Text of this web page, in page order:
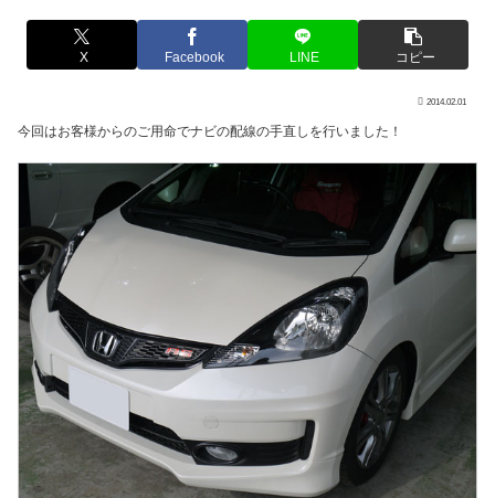
X Facebook LINE コピー
2014.02.01
今回はお客様からのご用命でナビの配線の手直しを行いました！